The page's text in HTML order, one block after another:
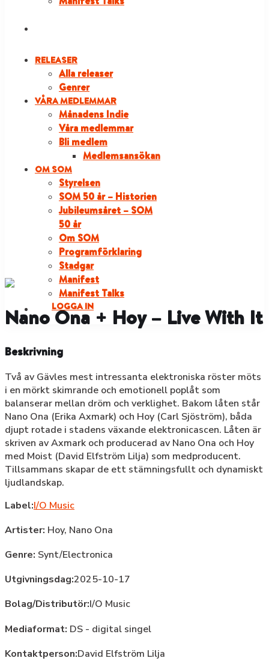
RELEASER
Alla releaser
Genrer
VÅRA MEDLEMMAR
Månadens Indie
Våra medlemmar
Bli medlem
Medlemsansökan
OM SOM
Styrelsen
SOM 50 år – Historien
Jubileumsåret – SOM
50 år
Om SOM
Programförklaring
Stadgar
Manifest
Manifest Talks
LOGGA IN
Nano Ona + Hoy – Live With It
Beskrivning
Två av Gävles mest intressanta elektroniska röster möts
i en mörkt skimrande och emotionell poplåt som
balanserar mellan dröm och verklighet. Bakom låten står
Nano Ona (Erika Axmark) och Hoy (Carl Sjöström), båda
djupt rotade i stadens växande elektronicascen. Låten är
skriven av Axmark och producerad av Nano Ona och Hoy
med Moist (David Elfström Lilja) som medproducent.
Tillsammans skapar de ett stämningsfullt och dynamiskt
ljudlandskap.
Label:I/O Music
Artister: Hoy, Nano Ona
Genre: Synt/Electronica
Utgivningsdag:2025-10-17
Bolag/Distributör:I/O Music
Mediaformat: DS - digital singel
Kontaktperson:David Elfström Lilja